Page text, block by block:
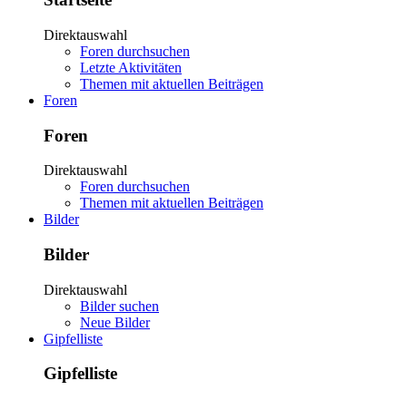
Direktauswahl
Foren durchsuchen
Letzte Aktivitäten
Themen mit aktuellen Beiträgen
Foren
Foren
Direktauswahl
Foren durchsuchen
Themen mit aktuellen Beiträgen
Bilder
Bilder
Direktauswahl
Bilder suchen
Neue Bilder
Gipfelliste
Gipfelliste